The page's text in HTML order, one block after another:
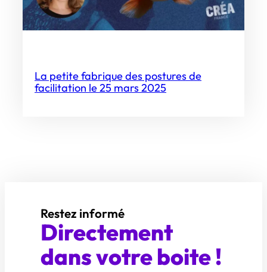
La petite fabrique des postures de
facilitation le 25 mars 2025
Restez informé
Directement
dans votre boite !